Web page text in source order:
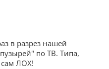
в разрез нашей
по ТВ. Типа,
сам ЛОХ!